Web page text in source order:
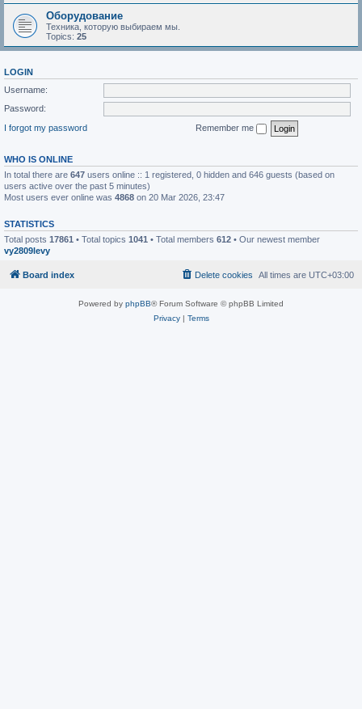
Оборудование
Техника, которую выбираем мы.
Topics: 25
LOGIN
Username:
Password:
I forgot my password
Remember me
WHO IS ONLINE
In total there are 647 users online :: 1 registered, 0 hidden and 646 guests (based on
users active over the past 5 minutes)
Most users ever online was 4868 on 20 Mar 2026, 23:47
STATISTICS
Total posts 17861 • Total topics 1041 • Total members 612 • Our newest member
vy2809levy
Board index All times are UTC+03:00
Delete cookies
Powered by phpBB® Forum Software © phpBB Limited
Privacy| Terms